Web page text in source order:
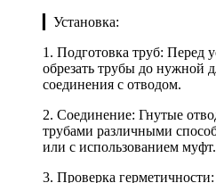
▎Установка:
1. Подготовка труб: Перед
обрезать трубы до нужной
соединения с отводом.
2. Соединение: Гнутые
трубами различными
или с использованием муфт.
3. Проверка